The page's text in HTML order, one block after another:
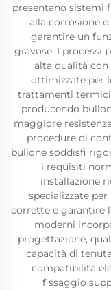
presentano sistemi
alla corrosione
garantire un
gravose. I processi
alta qualità
ottimizzate per
trattamenti
producendo
maggiore
procedure di
bullone soddisfi
i requisiti
installazione
specializzate
corrette e garantire
moderni
progettazione,
capacità di
compatibilità
fissaggio